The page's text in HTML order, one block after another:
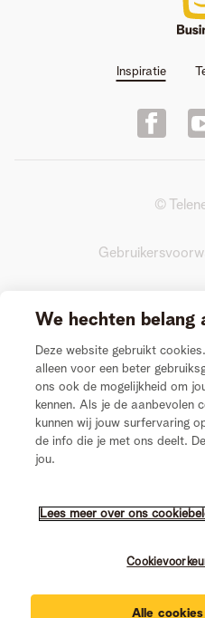
Inspiratie
©
We hechten belang
Deze website gebruikt
alleen voor een beter
ons ook de mogelijkheid om
kennen. Als je de aanbevolen
kunnen wij jouw surfervaring
de info die je met ons deelt.
jou.
Lees meer over ons
Alle